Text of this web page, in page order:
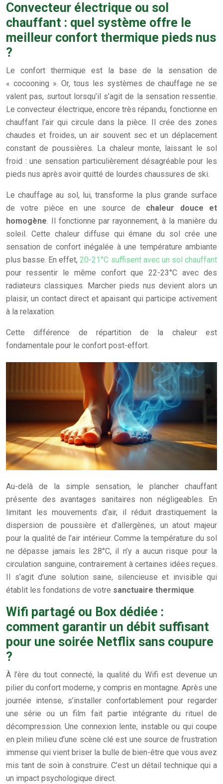
Convecteur électrique ou sol
chauffant : quel système offre le
meilleur confort thermique pieds nus
?
Le confort thermique est la base de la sensation de
« cocooning ». Or, tous les systèmes de chauffage ne se
valent pas, surtout lorsqu’il s’agit de la sensation ressentie.
Le convecteur électrique, encore très répandu, fonctionne en
chauffant l’air qui circule dans la pièce. Il crée des zones
chaudes et froides, un air souvent sec et un déplacement
constant de poussières. La chaleur monte, laissant le sol
froid : une sensation particulièrement désagréable pour les
pieds nus après avoir quitté de lourdes chaussures de ski.
Le chauffage au sol, lui, transforme la plus grande surface
de votre pièce en une source de chaleur douce et
homogène. Il fonctionne par rayonnement, à la manière du
soleil. Cette chaleur diffuse qui émane du sol crée une
sensation de confort inégalée à une température ambiante
plus basse. En effet,20-21°C suffisent avec un sol chauffant
pour ressentir le même confort que 22-23°C avec des
radiateurs classiques. Marcher pieds nus devient alors un
plaisir, un contact direct et apaisant qui participe activement
à la relaxation.
Cette différence de répartition de la chaleur est
fondamentale pour le confort post-effort.
Au-delà de la simple sensation, le plancher chauffant
présente des avantages sanitaires non négligeables. En
limitant les mouvements d’air, il réduit drastiquement la
dispersion de poussière et d’allergènes, un atout majeur
pour la qualité de l’air intérieur. Comme la température du sol
ne dépasse jamais les 28°C, il n’y a aucun risque pour la
circulation sanguine, contrairement à certaines idées reçues.
Il s’agit d’une solution saine, silencieuse et invisible qui
établit les fondations de votre sanctuaire thermique.
Wifi partagé ou Box dédiée :
comment garantir un débit suffisant
pour une soirée Netflix sans coupure
?
À l’ère du tout connecté, la qualité du Wifi est devenue un
pilier du confort moderne, y compris en montagne. Après une
journée intense, s’installer confortablement pour regarder
une série ou un film fait partie intégrante du rituel de
décompression. Une connexion lente, instable ou qui coupe
en plein milieu d’une scène clé est une source de frustration
immense qui vient briser la bulle de bien-être que vous avez
mis tant de soin à construire. C’est un détail technique qui a
un impact psychologique direct.